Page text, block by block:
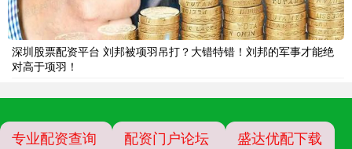
深圳股票配资平台 刘邦被项羽吊打？大错特错！刘邦的军事才能绝
对高于项羽！
专业配资查询
配资门户论坛
盛达优配下载